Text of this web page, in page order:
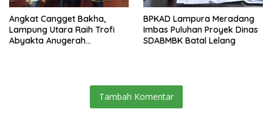
Angkat Cangget Bakha,
Lampung Utara Raih Trofi
Abyakta Anugerah
BPKAD Lampura Meradang
Imbas Puluhan Proyek Dinas
SDABMBK Batal Lelang
Tambah Komentar